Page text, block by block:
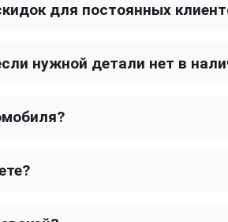
для постоянных
нужной детали нет в